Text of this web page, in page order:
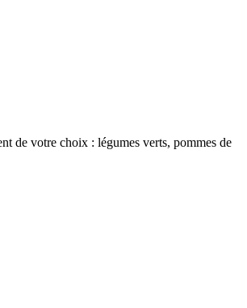
de votre choix : légumes verts, pommes de